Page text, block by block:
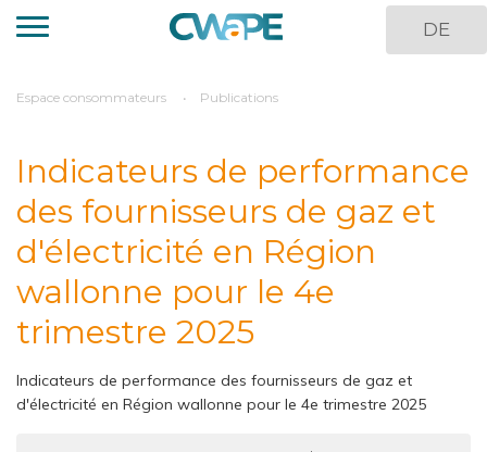
Aller
au
principal
DE
You
here
Espace consommateurs Publications
Indicateurs de performance
des fournisseurs de gaz et
d'électricité en Région
wallonne pour le 4e
trimestre 2025
Indicateurs de performance des fournisseurs de gaz et
d'électricité en Région wallonne pour le 4e trimestre 2025